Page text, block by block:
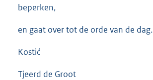
beperken,
en gaat over tot de orde van de dag.
Kostić
Tjeerd de Groot